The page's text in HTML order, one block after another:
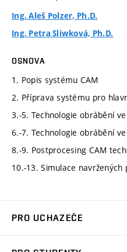
Ing. Aleš Polzer, Ph.D.
Ing. Petra Sliwková, Ph.D.
OSNOVA
1. Popis systému CAM
2. Příprava systému pro
3.-5. Technologie obrábění ve
6.-7. Technologie obrábění ve
8.-9. Postprocesing CAM
10.-13. Simulace navržených
PRO UCHAZEČE